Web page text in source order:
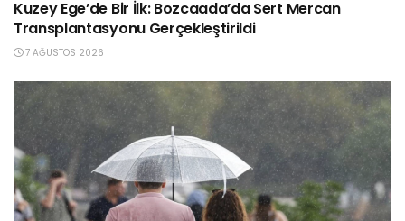
Kuzey Ege’de Bir İlk: Bozcaada’da Sert Mercan
Transplantasyonu Gerçekleştirildi
7 AĞUSTOS 2026